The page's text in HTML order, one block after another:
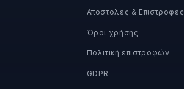
Αποστολές & Επιστροφές
Όροι χρήσης
Πολιτική επιστροφών
GDPR